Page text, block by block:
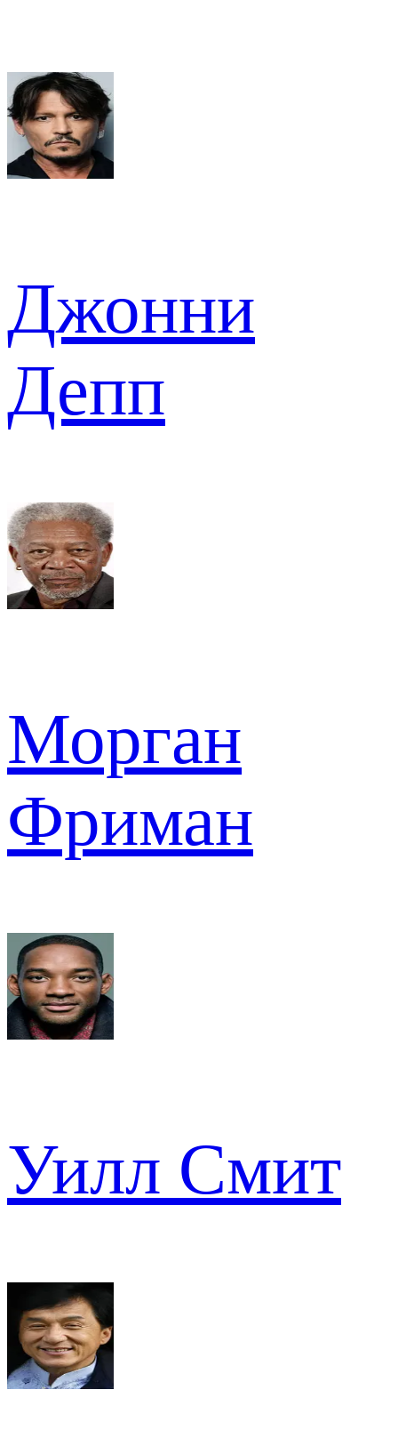
Джонни
Депп
Морган
Фриман
Уилл Смит